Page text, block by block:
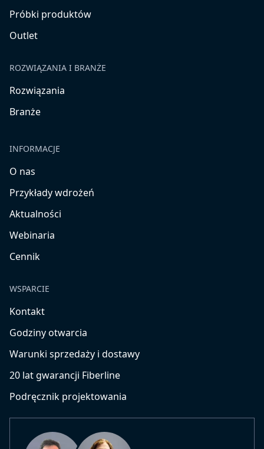
Próbki produktów
Outlet
ROZWIĄZANIA I BRANŻE
Rozwiązania
Branże
INFORMACJE
O nas
Przykłady wdrożeń
Aktualności
Webinaria
Cennik
WSPARCIE
Kontakt
Godziny otwarcia
Warunki sprzedaży i dostawy
20 lat gwarancji Fiberline
Podręcznik projektowania